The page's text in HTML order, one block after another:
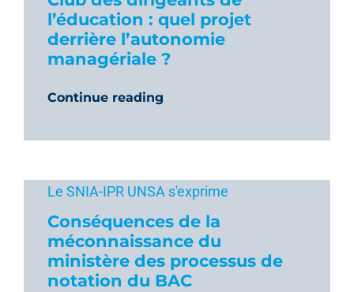
l’éducation : quel projet
derrière l’autonomie
managériale ?
Continue reading
Le SNIA-IPR UNSA s'exprime
Conséquences de la
méconnaissance du
ministère des processus de
notation du BAC